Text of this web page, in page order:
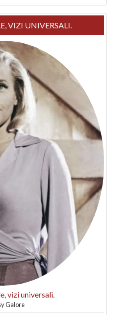
VIZI UNIVERSALI.
vizi universali.
Galore